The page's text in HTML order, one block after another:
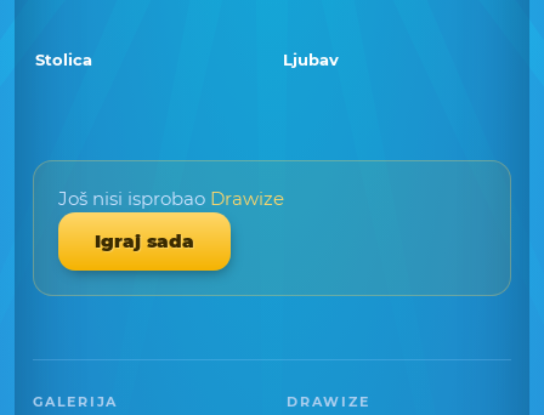
Stolica Ljubav
Još nisi isprobao Drawize
Igraj sada
GALERIJA DRAWIZE